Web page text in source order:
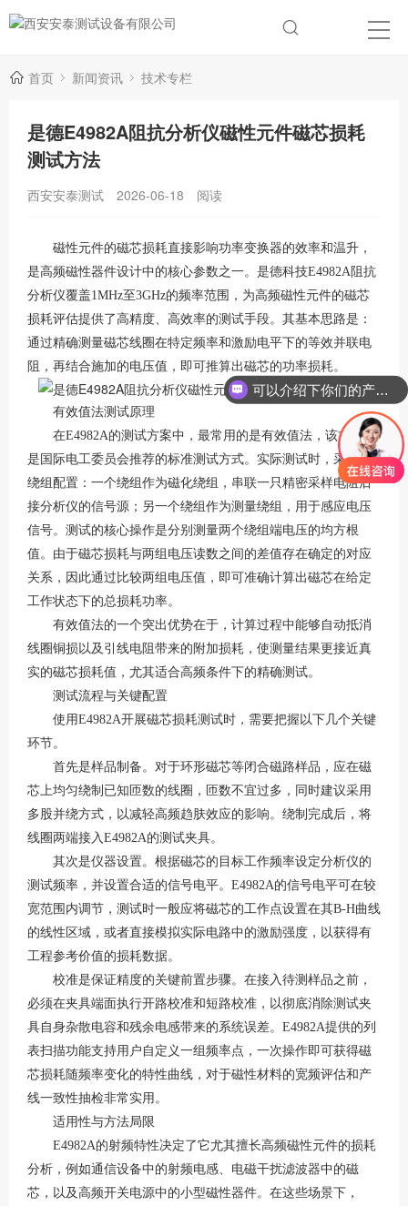
首页 新闻资讯 技术专栏
是德E4982A阻抗分析仪磁性元件磁芯损耗
测试方法
西安安泰测试 2026-06-18 阅读
磁性元件的磁芯损耗直接影响功率变换器的效率和温升，
是高频磁性器件设计中的核心参数之一。是德科技E4982A阻抗
分析仪覆盖1MHz至3GHz的频率范围，为高频磁性元件的磁芯
损耗评估提供了高精度、高效率的测试手段。其基本思路是：
通过精确测量磁芯线圈在特定频率和激励电平下的等效并联电
阻，再结合施加的电压值，即可推算出磁芯的功率损耗。
有效值法测试原理
在E4982A的测试方案中，最常用的是有效值法，该方法也
是国际电工委员会推荐的标准测试方式。实际测试时，采用双
绕组配置：一个绕组作为磁化绕组，串联一只精密采样电阻后
接分析仪的信号源；另一个绕组作为测量绕组，用于感应电压
信号。测试的核心操作是分别测量两个绕组端电压的均方根
值。由于磁芯损耗与两组电压读数之间的差值存在确定的对应
关系，因此通过比较两组电压值，即可准确计算出磁芯在给定
工作状态下的总损耗功率。
有效值法的一个突出优势在于，计算过程中能够自动抵消
线圈铜损以及引线电阻带来的附加损耗，使测量结果更接近真
实的磁芯损耗值，尤其适合高频条件下的精确测试。
测试流程与关键配置
使用E4982A开展磁芯损耗测试时，需要把握以下几个关键
环节。
首先是样品制备。对于环形磁芯等闭合磁路样品，应在磁
芯上均匀绕制已知匝数的线圈，匝数不宜过多，同时建议采用
多股并绕方式，以减轻高频趋肤效应的影响。绕制完成后，将
线圈两端接入E4982A的测试夹具。
其次是仪器设置。根据磁芯的目标工作频率设定分析仪的
测试频率，并设置合适的信号电平。 E4982A的信号电平可在较
宽范围内调节，测试时一般应将磁芯的工作点设置在其B-H曲线
的线性区域，或者直接模拟实际电路中的激励强度，以获得有
工程参考价值的损耗数据。
校准是保证精度的关键前置步骤。在接入待测样品之前，
必须在夹具端面执行开路校准和短路校准，以彻底消除测试夹
具自身杂散电容和残余电感带来的系统误差。 E4982A提供的列
表扫描功能支持用户自定义一组频率点，一次操作即可获得磁
芯损耗随频率变化的特性曲线，对于磁性材料的宽频评估和产
线一致性抽检非常实用。
适用性与方法局限
E4982A的射频特性决定了它尤其擅长高频磁性元件的损耗
分析，例如通信设备中的射频电感、电磁干扰滤波器中的磁
芯，以及高频开关电源中的小型磁性器件。在这些场景下，
可以介绍下你们的产品么？